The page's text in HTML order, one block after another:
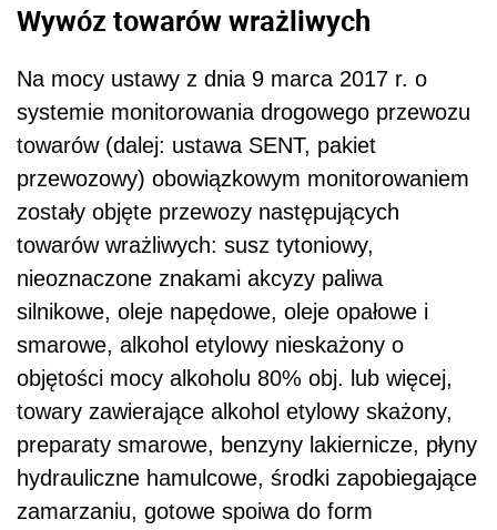
Wywóz towarów wrażliwych
Na mocy ustawy z dnia 9 marca 2017 r. o
systemie monitorowania drogowego przewozu
towarów (dalej: ustawa SENT, pakiet
przewozowy) obowiązkowym monitorowaniem
zostały objęte przewozy następujących
towarów wrażliwych: susz tytoniowy,
nieoznaczone znakami akcyzy paliwa
silnikowe, oleje napędowe, oleje opałowe i
smarowe, alkohol etylowy nieskażony o
objętości mocy alkoholu 80% obj. lub więcej,
towary zawierające alkohol etylowy skażony,
preparaty smarowe, benzyny lakiernicze, płyny
hydrauliczne hamulcowe, środki zapobiegające
zamarzaniu, gotowe spoiwa do form